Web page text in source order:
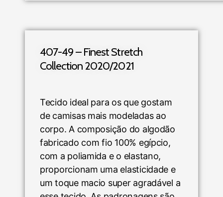
407-49 – Finest Stretch
Collection 2020/2021
Tecido ideal para os que gostam
de camisas mais modeladas ao
corpo. A composição do algodão
fabricado com fio 100% egípcio,
com a poliamida e o elastano,
proporcionam uma elasticidade e
um toque macio super agradável a